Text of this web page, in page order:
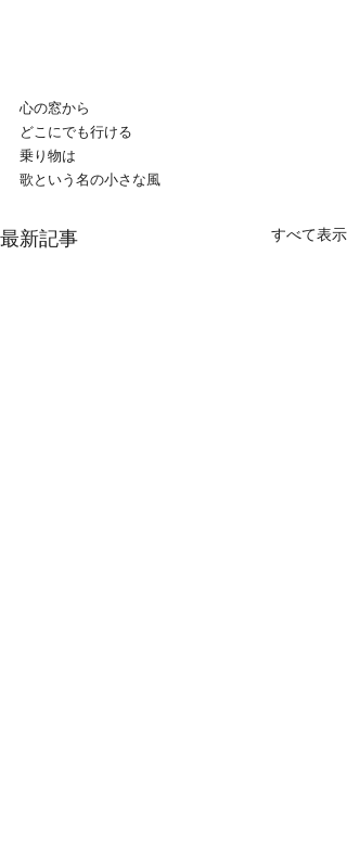
心の窓から
どこにでも行ける
乗り物は
歌という名の小さな風
最新記事 すべて表示